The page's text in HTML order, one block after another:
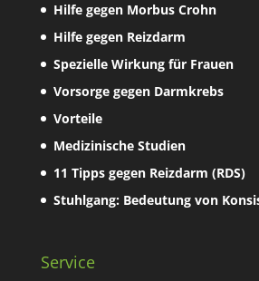
Hilfe gegen Morbus Crohn
Hilfe gegen Reizdarm
Spezielle Wirkung für Frauen
Vorsorge gegen Darmkrebs
Vorteile
Medizinische Studien
11 Tipps gegen Reizdarm (RDS)
Stuhlgang: Bedeutung von
Service